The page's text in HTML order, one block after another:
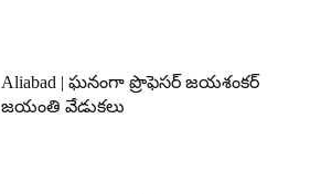
Aliabad | ఘనంగా ప్రొఫెసర్ జయశంకర్
జయంతి వేడుకలు